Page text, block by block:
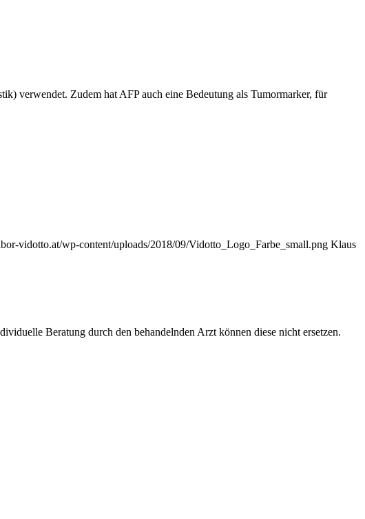
verwendet. Zudem hat AFP auch eine Bedeutung als Tumormarker, für
vidotto.at/wp-content/uploads/2018/09/Vidotto_Logo_Farbe_small.png Klaus
Beratung durch den behandelnden Arzt können diese nicht ersetzen.